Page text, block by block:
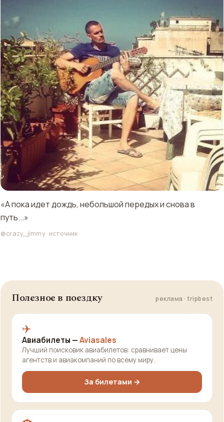
«А пока идет дождь, небольшой передых и снова в
путь...»
@crazy_jimmy· источник
Полезное в поездку реклама · tripbest
✈️
Авиабилеты —Aviasales
Лучший поисковик авиабилетов: сравнивает цены
агентств и авиакомпаний по всему миру.
За билетами →